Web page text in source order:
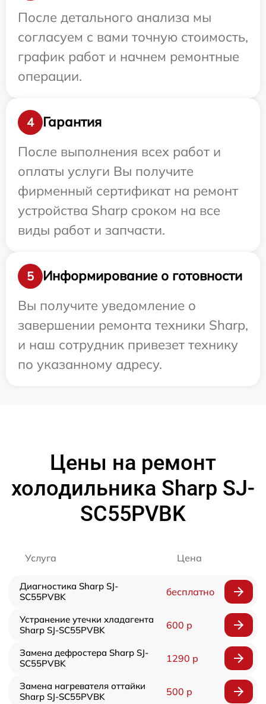
После детального анализа мы
согласуем с вами точную стоимость,
график работ и начнем ремонтные
операции.
4
Гарантия
После выполнения всех работ и
оплаты услуги Вы получите
фирменный сертификат на ремонт
устройства Sharp сроком на все
виды работ и запчасти.
5
Информирование о готовности
Вы получите уведомление о
завершении ремонта техники Sharp,
и наш сотрудник привезет технику
по указанному адресу.
Цены на ремонт
холодильника Sharp SJ-
SC55PVBK
Услуга Цена
Диагностика Sharp SJ-
SC55PVBK
бесплатно
Устранение утечки хладагента
Sharp SJ-SC55PVBK
600 р
Замена дефростера Sharp SJ-
SC55PVBK
1290 р
Замена нагревателя оттайки
Sharp SJ-SC55PVBK
500 р